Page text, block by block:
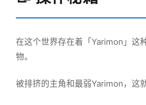
在这个世界存在着「Yarimon」这
物。
被排挤的主角和最弱Yarimon，这